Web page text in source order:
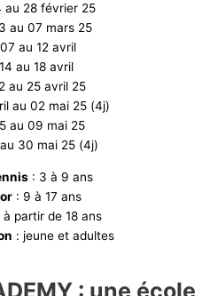
au 28 février 25
au 07 mars 25
au 12 avril
au 18 avril
au 25 avril 25
au 02 mai 25 (4j)
au 09 mai 25
30 mai 25 (4j)
: 3 à 9 ans
: 9 à 17 ans
partir de 18 ans
: jeune et adultes